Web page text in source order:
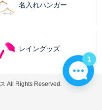
名入れハンガー
レイングッズ
All Rights Reserved.
1